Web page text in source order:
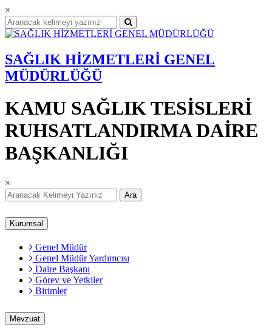
×
SAĞLIK HİZMETLERİ GENEL
MÜDÜRLÜĞÜ
KAMU SAĞLIK TESİSLERİ
RUHSATLANDIRMA DAİRE
BAŞKANLIĞI
×
Ara
Kurumsal
Genel Müdür
Genel Müdür Yardımcısı
Daire Başkanı
Görev ve Yetkiler
Birimler
Mevzuat